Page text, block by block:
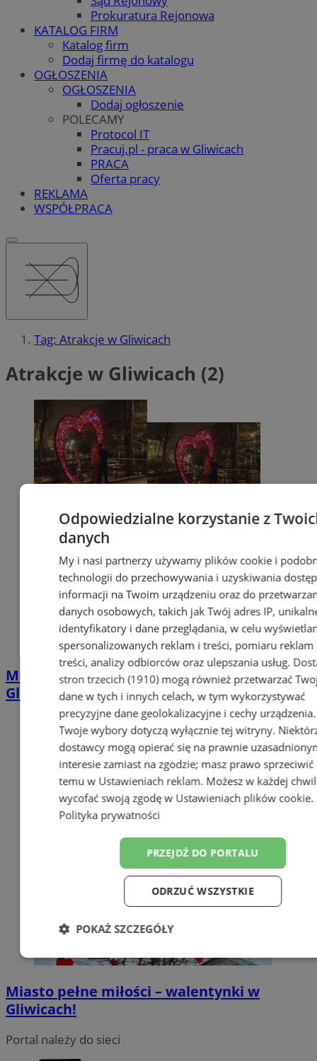
Prokuratura Rejonowa
KATALOG FIRM
Katalog firm
Dodaj firmę do katalogu
OGŁOSZENIA
OGŁOSZENIA
Dodaj ogłoszenie
POLECAMY
Protocol IT
Pracuj.pl - praca w Gliwicach
PRACA
Oferta pracy
REKLAMA
WSPÓŁPRACA
Tag: Atrakcje w Gliwicach
Atrakcje w Gliwicach (2)
Miłość unosi się w powietrzu! Walentynki w
Gliwicach pełne filmów, muzyki i tańca
Miasto pełne miłości – walentynki w
Gliwicach!
Portal należy do sieci
Odpowiedzialne korzystanie z
danych
My i nasi partnerzy używamy plików cookie i
technologii do przechowywania i uzyskiwania
informacji na Twoim urządzeniu oraz do
danych osobowych, takich jak Twój adres IP,
identyfikatory i dane przeglądania, w celu
spersonalizowanych reklam i treści, pomiaru reklam
treści, analizy odbiorców oraz ulepszania usług.
stron trzecich (1910)mogą również przetwarzać
dane w tych i innych celach, w tym wykorzystywać
precyzyjne dane geolokalizacyjne i cechy urządzenia.
Twoje wybory dotyczą wyłącznie tej witryny.
dostawcy mogą opierać się na prawnie
interesie zamiast na zgodzie; masz prawo sprzeciwić
temu w Ustawieniach reklam. Możesz w każdej
wycofać swoją zgodę w Ustawieniach plików cookie.
Polityka prywatności
PRZEJDŹ DO PORTALU
ODRZUĆ WSZYSTKIE
POKAŻ SZCZEGÓŁY
Niezbędne Wydajność